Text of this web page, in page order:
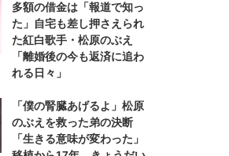
多額の借金は「報道で知っ
た」自宅も差し押さえられ
た紅白歌手・松原のぶえ
「離婚後の今も返済に追わ
れる日々」
「僕の腎臓あげるよ」松原
のぶえを救った弟の決断
「生きる意味が変わった」